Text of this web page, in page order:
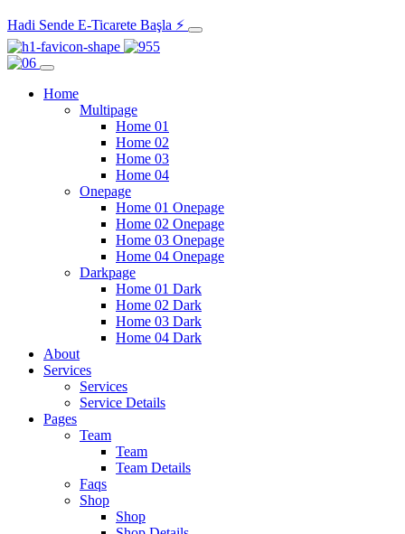
Hadi Sende E-Ticarete Başla ⚡
Home
Multipage
Home 01
Home 02
Home 03
Home 04
Onepage
Home 01 Onepage
Home 02 Onepage
Home 03 Onepage
Home 04 Onepage
Darkpage
Home 01 Dark
Home 02 Dark
Home 03 Dark
Home 04 Dark
About
Services
Services
Service Details
Pages
Team
Team
Team Details
Faqs
Shop
Shop